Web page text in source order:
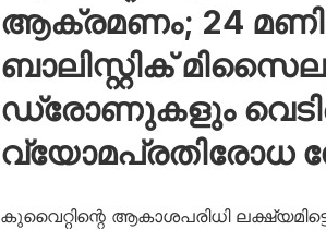
ആക്രമണം; 24
ബാലിസ്റ്റിക്
ഡ്രോണുകളും
വ്യോമപ്രതിരോധ
കുവൈറ്റിന്റെ ആകാശപരിധി